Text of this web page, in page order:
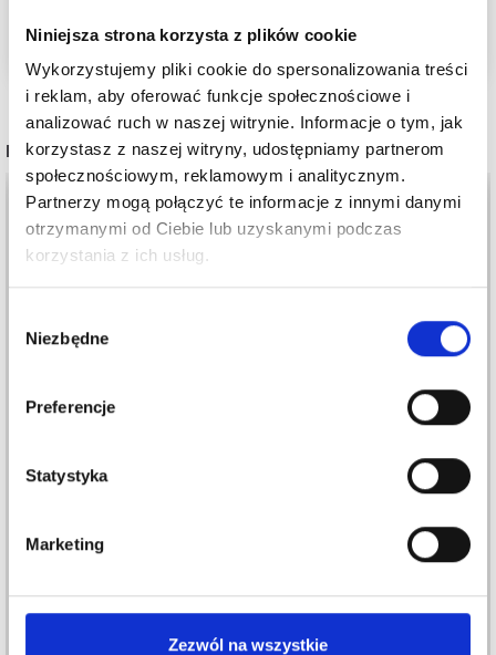
Niniejsza strona korzysta z plików cookie
Wykorzystujemy pliki cookie do spersonalizowania treści
i reklam, aby oferować funkcje społecznościowe i
analizować ruch w naszej witrynie. Informacje o tym, jak
korzystasz z naszej witryny, udostępniamy partnerom
społecznościowym, reklamowym i analitycznym.
Partnerzy mogą połączyć te informacje z innymi danymi
otrzymanymi od Ciebie lub uzyskanymi podczas
korzystania z ich usług.
zgody
Niezbędne
Preferencje
Statystyka
Marketing
Zezwól na wszystkie
POPULARNE ALTERNATYWY
DRUTY OKRĄGŁE
Cena od
Zobacz wszystkie opcje
OKRĄGŁE
26,20 zł
Zobacz wszystkie opcje